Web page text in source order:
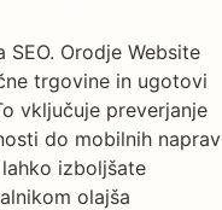
Orodje Website
trgovine in ugotovi
vključuje preverjanje
do mobilnih naprav
izboljšate
olajša